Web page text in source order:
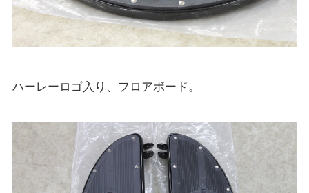
ハーレーロゴ入り、フロアボード。